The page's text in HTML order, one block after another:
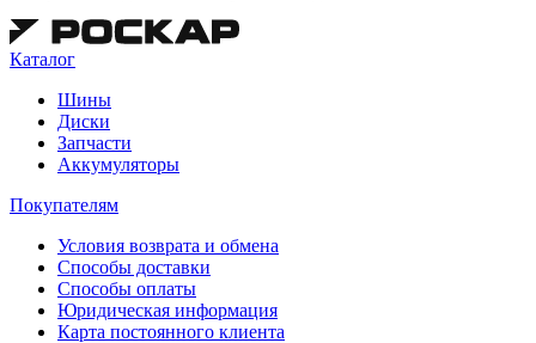
Каталог
Шины
Диски
Запчасти
Аккумуляторы
Покупателям
Условия возврата и обмена
Способы доставки
Способы оплаты
Юридическая информация
Карта постоянного клиента